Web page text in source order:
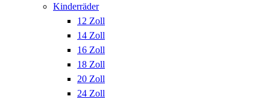
Kinderräder
12 Zoll
14 Zoll
16 Zoll
18 Zoll
20 Zoll
24 Zoll